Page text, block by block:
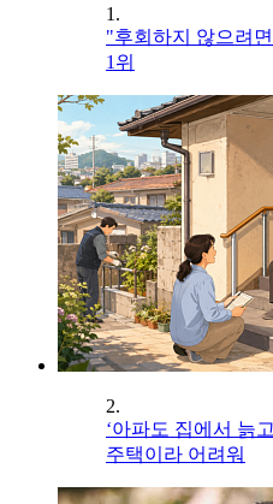
1.
"후회하지 않으려
1위
2.
‘아파도 집에서 늙
주택이라 어려워